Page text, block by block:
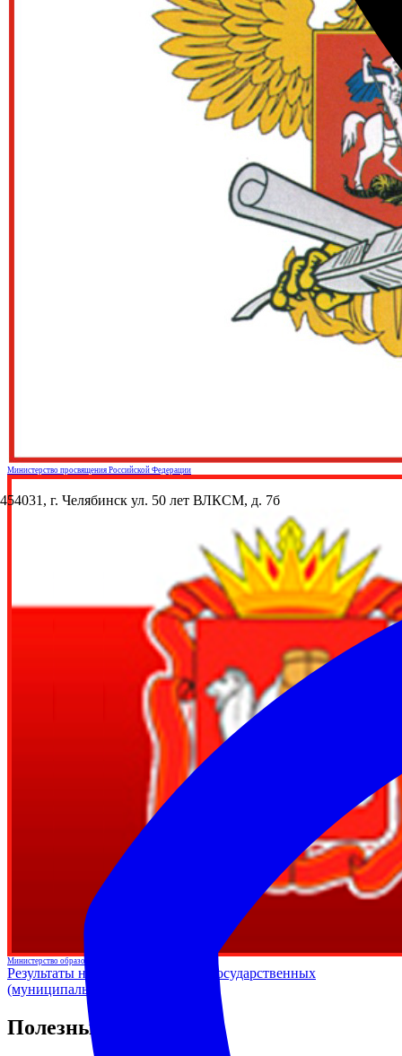
454031, г. Челябинск ул. 50 лет ВЛКСМ, д. 7б
Министерство просвящения Российской Федерации
Министерство образования и науки Челябинской области
Результаты независимой оценки государственных
(муниципальных) организаций →
Полезные разделы